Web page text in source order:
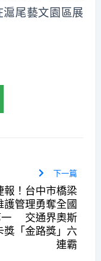
尾藝文園區展
下一篇
報！台中市橋梁
護管理勇奪全國
一 交通界奧斯
獎「金路獎」六
連霸